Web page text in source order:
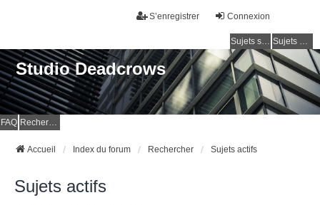
Connexion
S’enregistrer
Sujets sans réponse Sujets actifs
Studio Deadcrows
FAQ Rechercher
Accueil Index du forum Rechercher Sujets actifs
Sujets actifs